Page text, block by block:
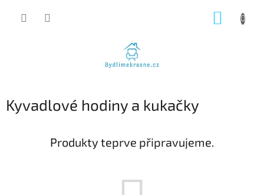
Kyvadlové hodiny a kukačky
Produkty teprve připravujeme.